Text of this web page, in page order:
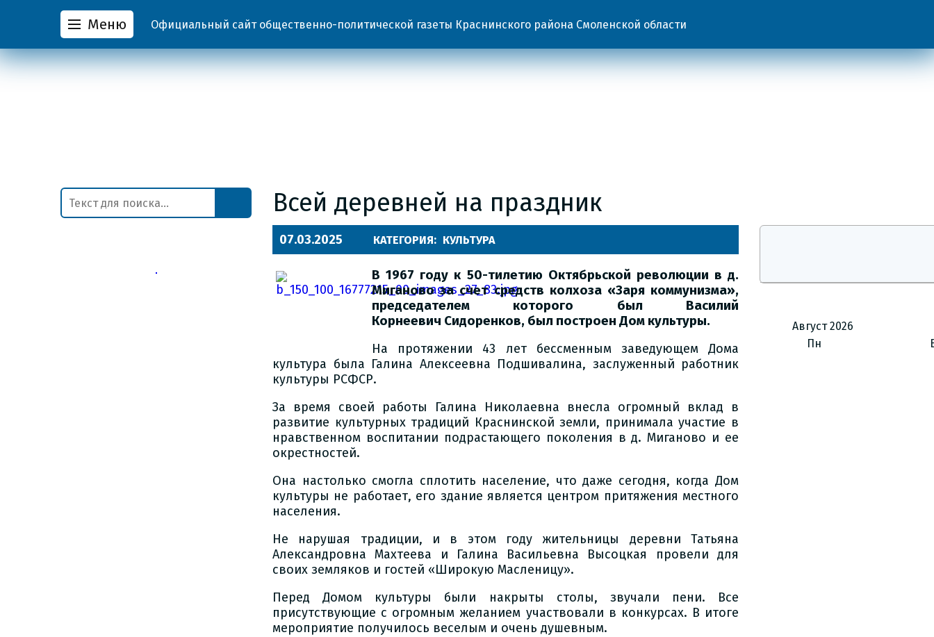
Меню Официальный сайт общественно-политической газеты Краснинского района Смоленской области
Всей деревней на праздник
07.03.2025 КАТЕГОРИЯ: КУЛЬТУРА
В 1967 году к 50-тилетию Октябрьской революции в д.
Миганово за счет средств колхоза «Заря коммунизма»,
председателем которого был Василий
Корнеевич Сидоренков, был построен Дом культуры.
На протяжении 43 лет бессменным заведующем Дома
культура была Галина Алексеевна Подшивалина, заслуженный работник
культуры РСФСР.
За время своей работы Галина Николаевна внесла огромный вклад в
развитие культурных традиций Краснинской земли, принимала участие в
нравственном воспитании подрастающего поколения в д. Миганово и ее
окрестностей.
Она настолько смогла сплотить население, что даже сегодня, когда Дом
культуры не работает, его здание является центром притяжения местного
населения.
Не нарушая традиции, и в этом году жительницы деревни Татьяна
Александровна Махтеева и Галина Васильевна Высоцкая провели для
своих земляков и гостей «Широкую Масленицу».
Перед Домом культуры были накрыты столы, звучали пени. Все
присутствующие с огромным желанием участвовали в конкурсах. В итоге
мероприятие получилось веселым и очень душевным.
Август 2026
Пн